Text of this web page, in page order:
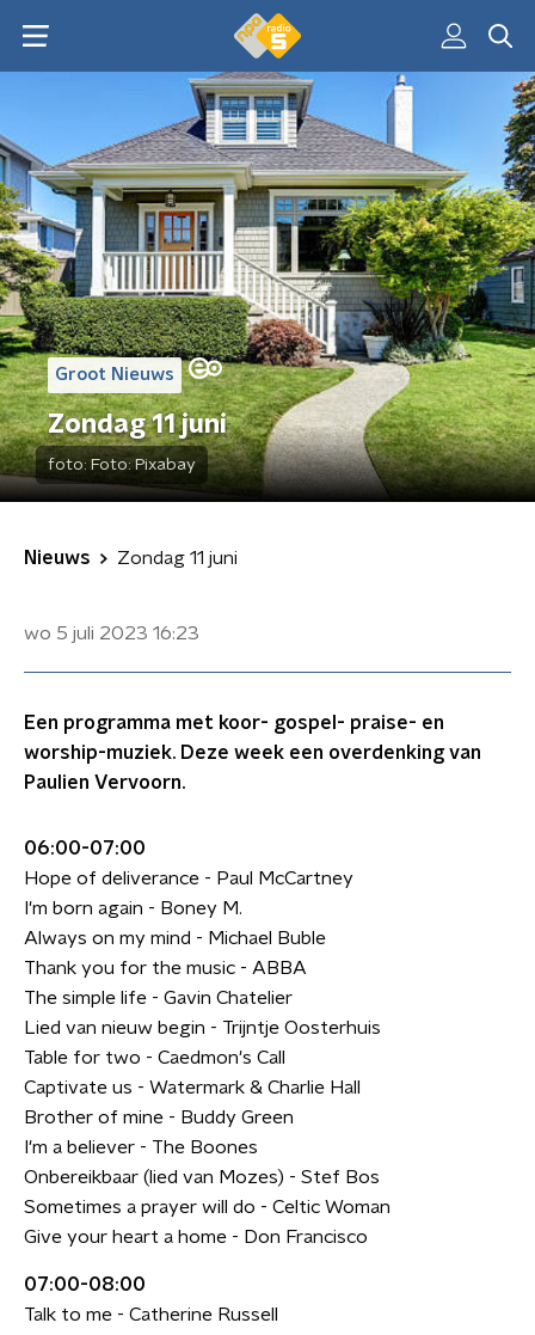
Groot Nieuws
Zondag 11 juni
foto: Foto: Pixabay
Nieuws Zondag 11 juni
wo 5 juli 2023 16:23
Een programma met koor- gospel- praise- en
worship-muziek. Deze week een overdenking van
Paulien Vervoorn.
06:00-07:00
Hope of deliverance - Paul McCartney
I'm born again - Boney M.
Always on my mind - Michael Buble
Thank you for the music - ABBA
The simple life - Gavin Chatelier
Lied van nieuw begin - Trijntje Oosterhuis
Table for two - Caedmon's Call
Captivate us - Watermark & Charlie Hall
Brother of mine - Buddy Green
I'm a believer - The Boones
Onbereikbaar (lied van Mozes) - Stef Bos
Sometimes a prayer will do - Celtic Woman
Give your heart a home - Don Francisco
07:00-08:00
Talk to me - Catherine Russell